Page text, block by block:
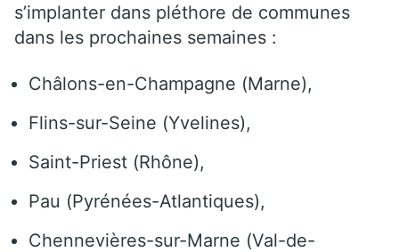
s’implanter dans pléthore de communes
dans les prochaines semaines :
Châlons-en-Champagne (Marne),
Flins-sur-Seine (Yvelines),
Saint-Priest (Rhône),
Pau (Pyrénées-Atlantiques),
Chennevières-sur-Marne (Val-de-